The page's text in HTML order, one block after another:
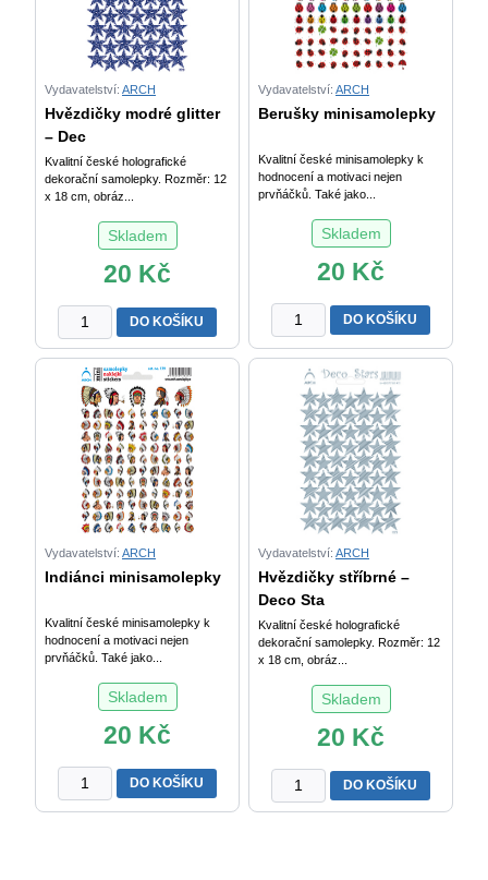
Vydavatelství: ARCH
Hvězdičky modré glitter
– Dec
Kvalitní české holografické
dekorační samolepky. Rozměr: 12
x 18 cm, obráz...
Skladem
20 Kč
Hvězdičky
modré
glitter
Deco
Stars
množství
DO KOŠÍKU
Vydavatelství: ARCH
Berušky minisamolepky
Kvalitní české minisamolepky k
hodnocení a motivaci nejen
prvňáčků. Také jako...
Skladem
20 Kč
Berušky
minisamolepky
množství
DO KOŠÍKU
Vydavatelství: ARCH
Indiánci minisamolepky
Kvalitní české minisamolepky k
hodnocení a motivaci nejen
prvňáčků. Také jako...
Skladem
20 Kč
Indiánci
minisamolepky
DO KOŠÍKU
Vydavatelství: ARCH
Hvězdičky stříbrné –
Deco Sta
Kvalitní české holografické
dekorační samolepky. Rozměr: 12
x 18 cm, obráz...
Skladem
20 Kč
Hvězdičky
stříbrné
DO KOŠÍKU